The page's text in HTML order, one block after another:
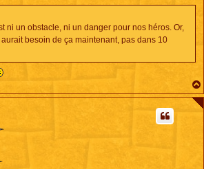
ni un obstacle, ni un danger pour nos héros. Or,
besoin de ça maintenant, pas dans 10